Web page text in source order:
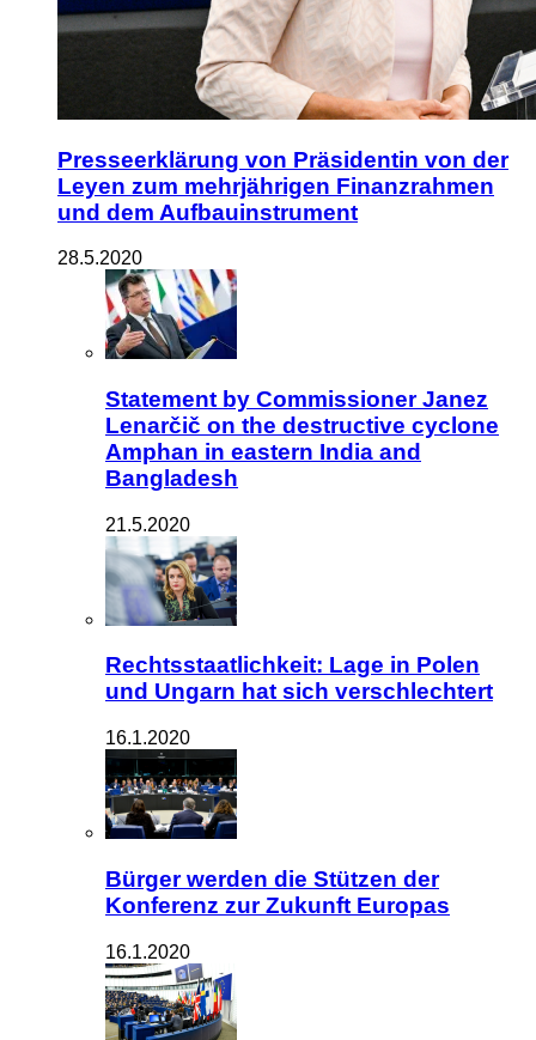
Presseerklärung von Präsidentin von der
Leyen zum mehrjährigen Finanzrahmen
und dem Aufbauinstrument
28.5.2020
Statement by Commissioner Janez
Lenarčič on the destructive cyclone
Amphan in eastern India and
Bangladesh
21.5.2020
Rechtsstaatlichkeit: Lage in Polen
und Ungarn hat sich verschlechtert
16.1.2020
Bürger werden die Stützen der
Konferenz zur Zukunft Europas
16.1.2020